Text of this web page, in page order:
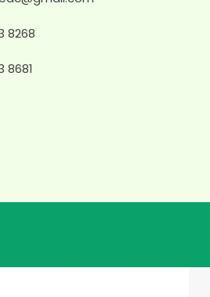
8268
8681